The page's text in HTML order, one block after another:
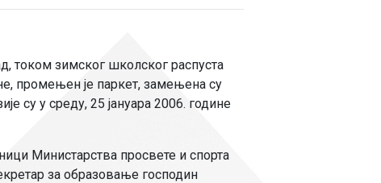
мреже
Друштвене науке
Српски језик
Физичко васпитање
током зимског школског распуста
промењен је паркет, замењена су
су у среду, 25 јануара 2006. године
Министарства просвете и спорта
за образовање господин